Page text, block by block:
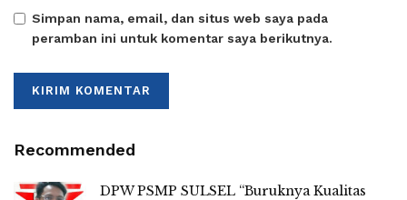
Simpan nama, email, dan situs web saya pada
peramban ini untuk komentar saya berikutnya.
Recommended
DPW PSMP SULSEL “Buruknya Kualitas